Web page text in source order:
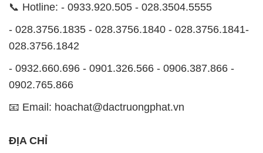
📞 Hotline: - 0933.920.505 - 028.3504.5555
- 028.3756.1835 - 028.3756.1840 - 028.3756.1841-
028.3756.1842
- 0932.660.696 - 0901.326.566 - 0906.387.866 -
0902.765.866
📧 Email: hoachat@dactruongphat.vn
ĐỊA CHỈ